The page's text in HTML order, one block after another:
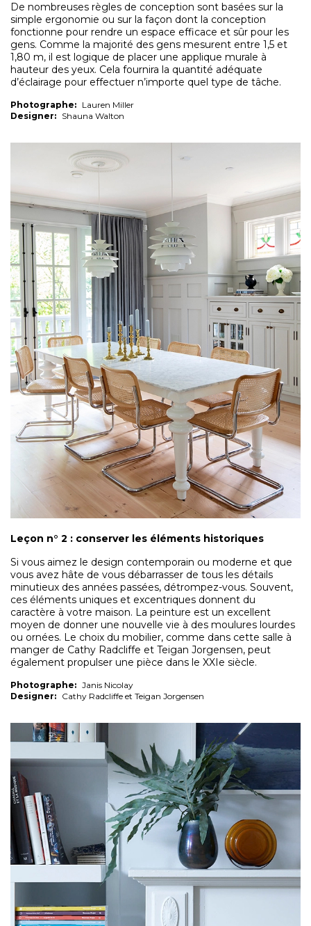
De nombreuses règles de conception sont basées sur la
simple ergonomie ou sur la façon dont la conception
fonctionne pour rendre un espace efficace et sûr pour les
gens. Comme la majorité des gens mesurent entre 1,5 et
1,80 m, il est logique de placer une applique murale à
hauteur des yeux. Cela fournira la quantité adéquate
d’éclairage pour effectuer n’importe quel type de tâche.
Photographe: Lauren Miller
Designer: Shauna Walton
Leçon n° 2 : conserver les éléments historiques
Si vous aimez le design contemporain ou moderne et que
vous avez hâte de vous débarrasser de tous les détails
minutieux des années passées, détrompez-vous. Souvent,
ces éléments uniques et excentriques donnent du
caractère à votre maison. La peinture est un excellent
moyen de donner une nouvelle vie à des moulures lourdes
ou ornées. Le choix du mobilier, comme dans cette salle à
manger de Cathy Radcliffe et Teigan Jorgensen, peut
également propulser une pièce dans le XXIe siècle.
Photographe: Janis Nicolay
Designer: Cathy Radcliffe et Teigan Jorgensen